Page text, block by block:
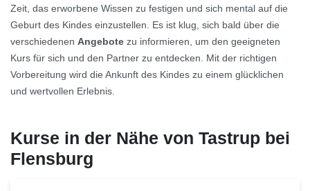
Zeit, das erworbene Wissen zu festigen und sich mental auf die
Geburt des Kindes einzustellen. Es ist klug, sich bald über die
verschiedenen Angebote zu informieren, um den geeigneten
Kurs für sich und den Partner zu entdecken. Mit der richtigen
Vorbereitung wird die Ankunft des Kindes zu einem glücklichen
und wertvollen Erlebnis.
Kurse in der Nähe von Tastrup bei
Flensburg